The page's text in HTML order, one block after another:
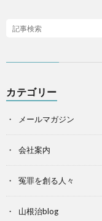
カテゴリー
メールマガジン
会社案内
冤罪を創る人々
山根治blog